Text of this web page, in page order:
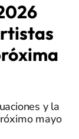
y la
mayo